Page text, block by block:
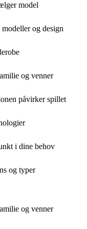
model
og design
og venner
påvirker spillet
i dine behov
og typer
og venner